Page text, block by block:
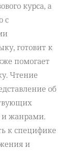
курса, а
с
готовит к
помогает
Чтение
об
и жанрами.
к специфике
и